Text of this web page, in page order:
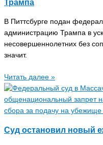
Трампа
В Питтсбурге подан
администрацию Трампа в
несовершеннолетних без
значит.
Читать далее »
Суд остановил новый